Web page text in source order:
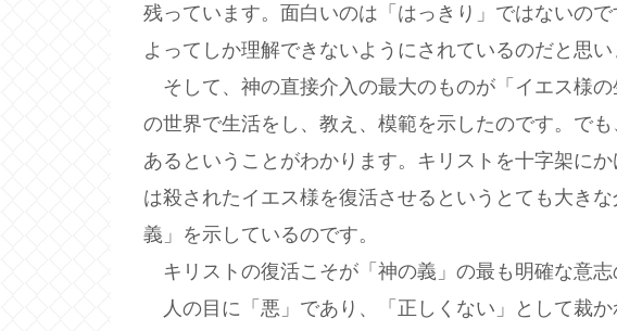
残っています。面白いのは「はっきり」ではないの
よってしか理解できないようにされているのだと思い
そして、神の直接介入の最大のものが「イエス様
の世界で生活をし、教え、模範を示したのです。で
あるということがわかります。キリストを十字架に
は殺されたイエス様を復活させるというとても大き
義」を示しているのです。
キリストの復活こそが「神の義」の最も明確な意志
人の目に「悪」であり、「正しくない」として裁か